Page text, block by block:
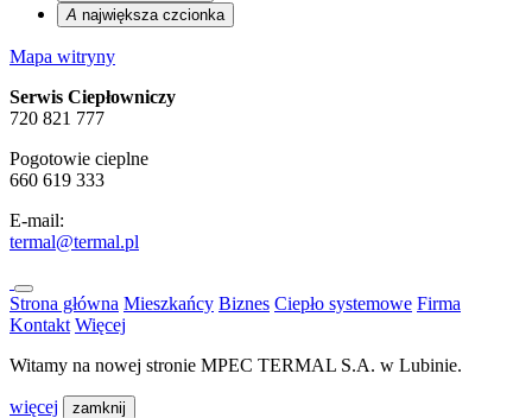
A największa czcionka
Mapa witryny
Serwis Ciepłowniczy
720 821 777
Pogotowie cieplne
660 619 333
E-mail:
termal@termal.pl
Strona główna Mieszkańcy Biznes Ciepło systemowe Firma
Kontakt Więcej
Witamy na nowej stronie MPEC TERMAL S.A. w Lubinie.
więcej zamknij